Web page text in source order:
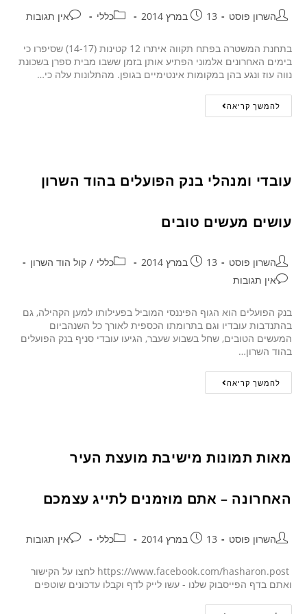
השרון פוסט 13 במרץ 2014 כללי אין תגובות
בתחנת המשטרה בפתח תקווה איתרו 12 קטינות (14-17) שסיפרו כי
בימים האחרונים אלמוני הפתיע אותן בזמן ששבו מבית ספרן בשכונת
נווה עוז ונגע בהן במקומות אינטימיים בגופן. מהתלונות עלה כי…
להמשך קריאה
עובדי ומנהלי בנק הפועלים בהוד השרון
עושים מעשים טובים
השרון פוסט 13 במרץ 2014 כללי / קול הוד השרון
אין תגובות
בנק הפועלים הוא הגוף הפיננסי המוביל בפעילותו למען הקהילה, גם
בהתנדבות עובדיו וגם בתרומתו הכספית לאורך כל השנהביום
המעשים הטובים, שחל בשבוע שעבר, הגיעו עובדי סניף בנק הפועלים
בהוד השרון…
להמשך קריאה
מאות תמונות מישיבת מועצת העיר
האחרונה – אתם מוזמנים לתייג עצמכם
השרון פוסט 13 במרץ 2014 כללי אין תגובות
https://www.facebook.com/hasharon.post לחצו על הקישור
ואתם בדף הפייסבוק שלנו - עשו לייק לדף וקבלו עדכונים שוטפים